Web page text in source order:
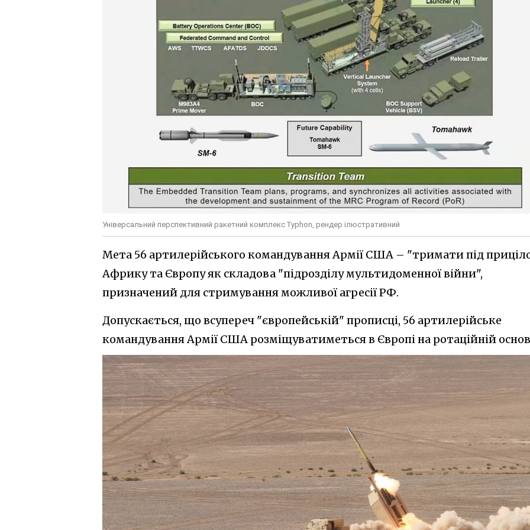
Універсальний перспективний ракетний комплекс Typhon, рендер ілюстративний
Мета 56 артилерійського командування Армії США – "тримати під
Африку та Європу як складова "підрозділу мультидоменної війни",
призначений для стримування можливої агресії РФ.
Допускається, що всупереч "європейській" прописці, 56 артилерійське
командування Армії США розміщуватиметься в Європі на ротаційній